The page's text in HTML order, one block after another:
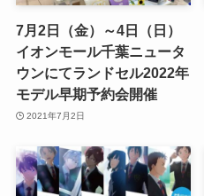
7月2日（金）～4日（日）
イオンモール千葉ニュータ
ウンにてランドセル2022年
モデル早期予約会開催
2021年7月2日